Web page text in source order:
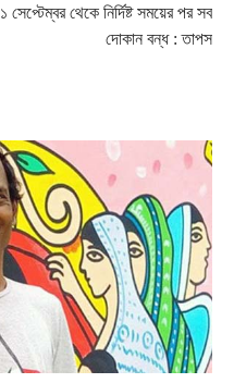
১ সেপ্টেম্বর থেকে নির্দিষ্ট সময়ের পর সব
দোকান বন্ধ : তাপস